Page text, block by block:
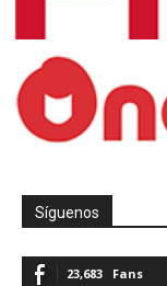
Síguenos
23,683 Fans